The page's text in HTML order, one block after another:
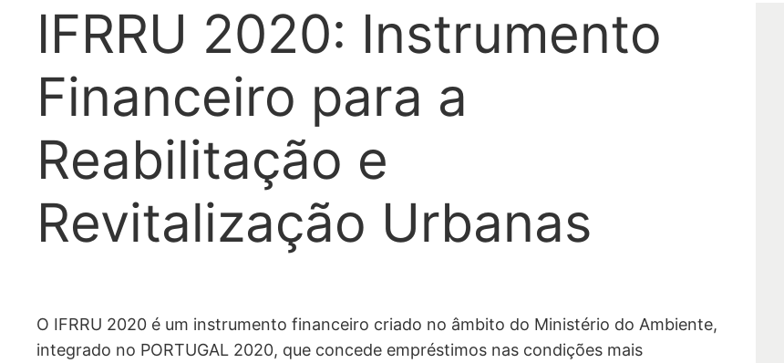
IFRRU 2020: Instrumento
Financeiro para a
Reabilitação e
Revitalização Urbanas
O IFRRU 2020 é um instrumento financeiro criado no âmbito do Ministério do Ambiente,
integrado no PORTUGAL 2020, que concede empréstimos nas condições mais